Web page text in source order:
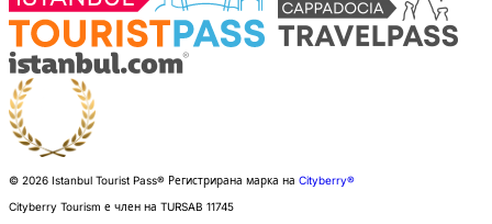
© 2026 Istanbul Tourist Pass® Регистрирана марка на Cityberry®
Cityberry Tourism е член на TURSAB 11745